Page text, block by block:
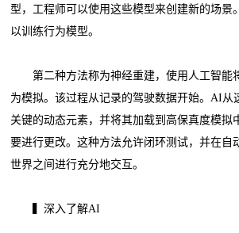
型，工程师可以使用这些模型来创建新的场景
以训练行为模型。
第二种方法称为神经重建，使用人工智能
为模拟。该过程从记录的驾驶数据开始。AI从
关键的动态元素，并将其加载到高保真度模拟
要进行更改。这种方法允许闭环测试，并在自
世界之间进行充分地交互。
▍深入了解AI